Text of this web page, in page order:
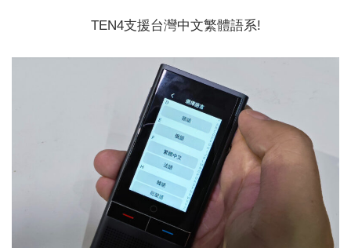
TEN4支援台灣中文繁體語系!